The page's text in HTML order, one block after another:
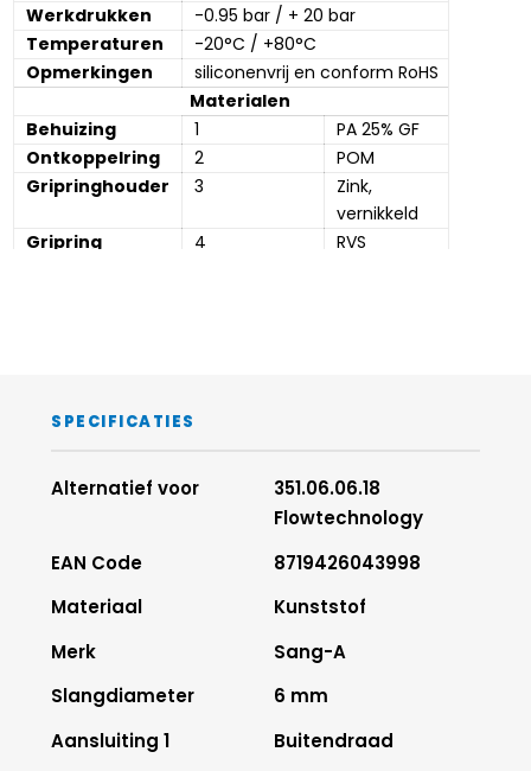
Werkdrukken
-0.95 bar / + 20 bar
Temperaturen
-20°C / +80°C
Opmerkingen
siliconenvrij en conform RoHS
Materialen
Behuizing
1
PA 25% GF
Ontkoppelring
2
POM
Gripringhouder
3
Zink,
vernikkeld
Gripring
4
RVS
SPECIFICATIES
Alternatief voor
351.06.06.18
Flowtechnology
EAN Code
8719426043998
Materiaal
Kunststof
Merk
Sang-A
Slangdiameter
6 mm
Aansluiting 1
Buitendraad